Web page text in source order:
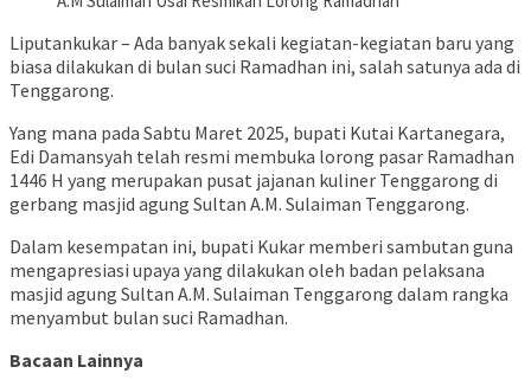
Liputankukar – Ada banyak sekali kegiatan-kegiatan baru yang
biasa dilakukan di bulan suci Ramadhan ini, salah satunya ada di
Tenggarong.
Yang mana pada Sabtu Maret 2025, bupati Kutai Kartanegara,
Edi Damansyah telah resmi membuka lorong pasar Ramadhan
1446 H yang merupakan pusat jajanan kuliner Tenggarong di
gerbang masjid agung Sultan A.M. Sulaiman Tenggarong.
Dalam kesempatan ini, bupati Kukar memberi sambutan guna
mengapresiasi upaya yang dilakukan oleh badan pelaksana
masjid agung Sultan A.M. Sulaiman Tenggarong dalam rangka
menyambut bulan suci Ramadhan.
Bacaan Lainnya